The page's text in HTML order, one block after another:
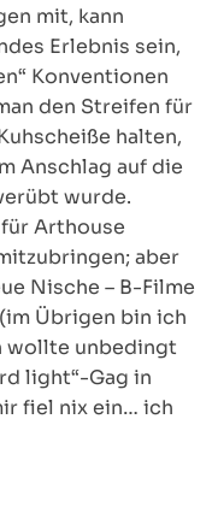
mit, kann
Erlebnis sein,
Konventionen
den Streifen für
halten,
Anschlag auf die
wurde.
Arthouse
aber
Nische – B-Filme
Übrigen bin ich
wollte unbedingt
light“-Gag in
fiel nix ein… ich